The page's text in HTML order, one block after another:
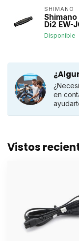
SHIMANO
Shimano
Di2 EW-
Disponible
en
Vistos